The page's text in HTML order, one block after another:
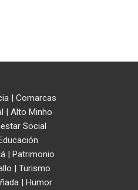
| Comarcas
| Alto Minho
Social
| Patrimonio
| Turismo
| Humor